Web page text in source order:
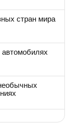
стран мира